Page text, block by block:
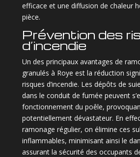
efficace et une diffusion de chaleur
pièce.
Prévention des
d’incendie
Un des principaux avantages de
granulés à Roye est la réduction
risques d’incendie. Les dépôts de
dans le conduit de fumée peuvent
fonctionnement du poêle,
potentiellement dévastateur. En
ramonage régulier, on élimine ces
inflammables, minimisant ainsi le
assurant la sécurité des occupants